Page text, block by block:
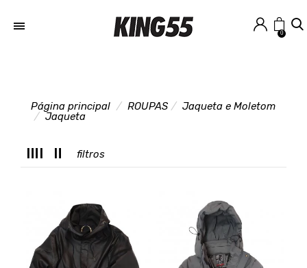
0
Página principal ROUPAS
Jaqueta e Moletom
Jaqueta
filtros